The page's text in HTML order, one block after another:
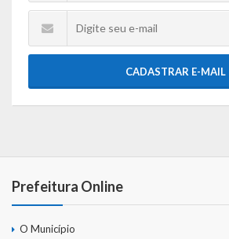
CADASTRAR E-MAIL
Prefeitura Online
O Município